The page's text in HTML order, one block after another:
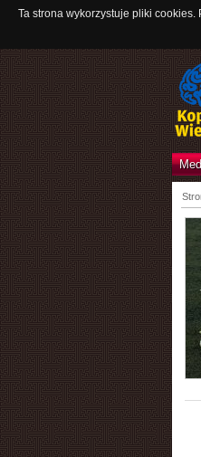
Ta strona wykorzystuje pliki